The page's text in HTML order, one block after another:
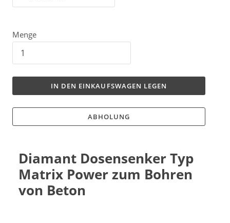
Menge
IN DEN EINKAUFSWAGEN LEGEN
ABHOLUNG
Diamant Dosensenker Typ
Matrix Power zum Bohren
von Beton